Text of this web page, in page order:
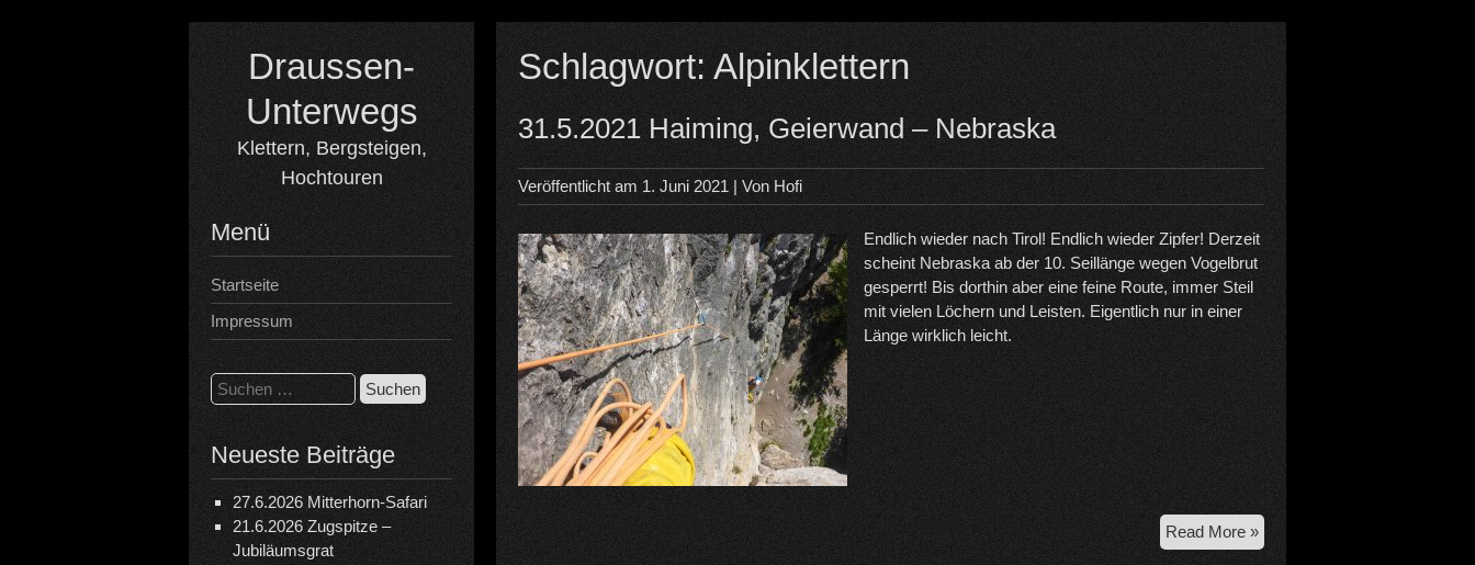
Draussen-
Unterwegs
Klettern, Bergsteigen,
Hochtouren
Menü
Startseite
Impressum
Suchen
nach:
Neueste Beiträge
27.6.2026 Mitterhorn-Safari
21.6.2026 Zugspitze –
Jubiläumsgrat
Schlagwort:Alpinklettern
31.5.2021 Haiming, Geierwand – Nebraska
Veröffentlicht am 1. Juni 2021 | Von Hofi
Endlich wieder nach Tirol! Endlich wieder Zipfer! Derzeit
scheint Nebraska ab der 10. Seillänge wegen Vogelbrut
gesperrt! Bis dorthin aber eine feine Route, immer Steil
mit vielen Löchern und Leisten. Eigentlich nur in einer
Länge wirklich leicht.
Read More »31.5.2021
Haiming,